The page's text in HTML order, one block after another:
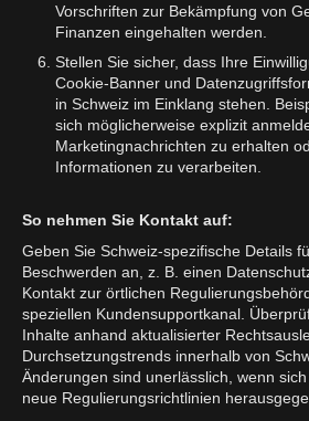
Vorschriften zur Bekämpfung von
Finanzen eingehalten werden.
Stellen Sie sicher, dass Ihre
Cookie-Banner und
in Schweiz im Einklang stehen.
sich möglicherweise explizit
Marketingnachrichten zu erhalten
Informationen zu verarbeiten.
So nehmen Sie Kontakt auf:
Geben Sie Schweiz-spezifische Details
Beschwerden an, z. B. einen
Kontakt zur örtlichen
speziellen Kundensupportkanal.
Inhalte anhand aktualisierter
Durchsetzungstrends innerhalb von
Änderungen sind unerlässlich, wenn
neue Regulierungsrichtlinien